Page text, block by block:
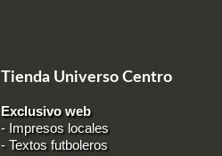
Tienda Universo Centro
Exclusivo web
- Impresos locales
- Textos futboleros